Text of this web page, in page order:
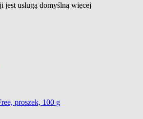
jest usługą domyślną więcej
proszek, 100 g